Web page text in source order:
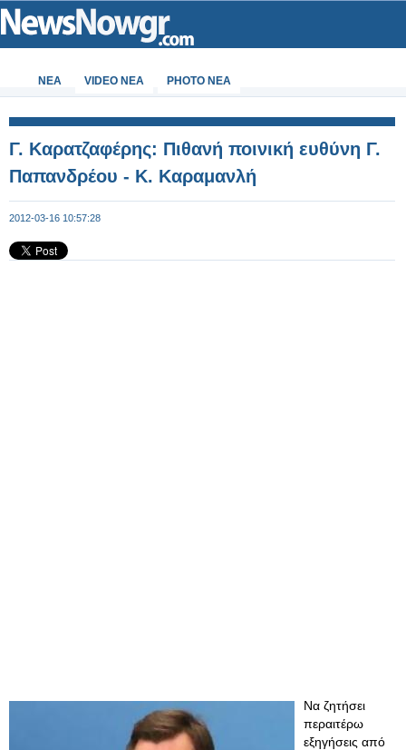
ΝΕΑ VIDEO NEA PHOTO NEA
Γ. Καρατζαφέρης: Πιθανή ποινική ευθύνη Γ.
Παπανδρέου - Κ. Καραμανλή
2012-03-16 10:57:28
Να ζητήσει
περαιτέρω
εξηγήσεις από